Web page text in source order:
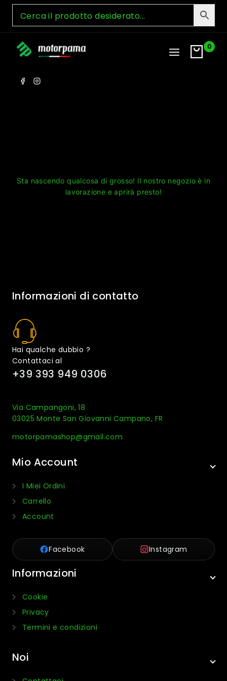
Skip
content
0
Sta nascendo qualcosa di grosso! Il nostro negozio è in
lavorazione e aprirà presto!
Informazioni di contatto
Hai qualche dubbio ?
Contattaci al
+39 393 949 0306
Via Campangoni, 18
03025 Monte San Giovanni Campano, FR
motorpamashop@gmail.com
Mio Account
I Miei Ordini
Carrello
Account
Facebook Instagram
Informazioni
Cookie
Privacy
Termini e condizioni
Noi